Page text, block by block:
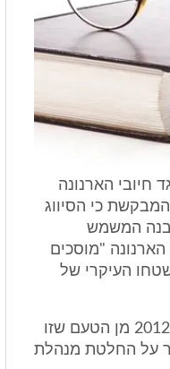
הארנונה
טענה המבקשת כי הסיווג
שעניינו: "מבנה המשמש
ולא כפי הסיווג שנקבע לה, הוא סיווג 414 לצו הארנונה "מוסכים
העיקרי של
ביום 23.12.12 נדחתה על הסף ההשגה שהוגשה ביחס לשנת המס 2012 מן הטעם שזו
הגישה המבקשת ערר על החלטת מנהלת